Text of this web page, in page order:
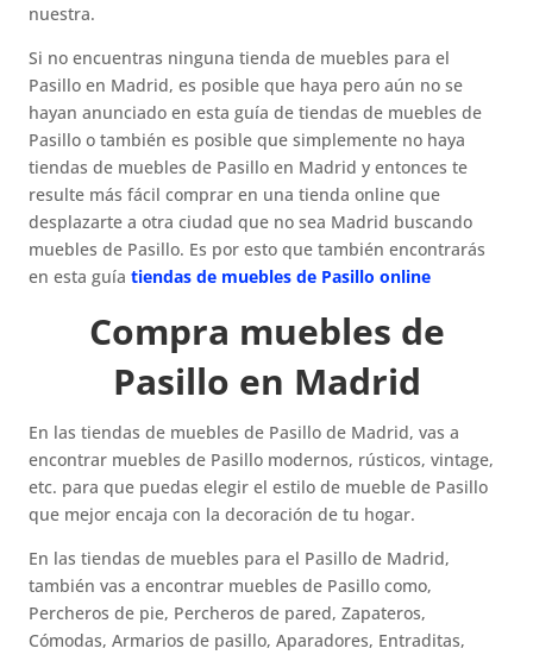
nuestra.
Si no encuentras ninguna tienda de muebles para el
Pasillo en Madrid, es posible que haya pero aún no se
hayan anunciado en esta guía de tiendas de muebles de
Pasillo o también es posible que simplemente no haya
tiendas de muebles de Pasillo en Madrid y entonces te
resulte más fácil comprar en una tienda online que
desplazarte a otra ciudad que no sea Madrid buscando
muebles de Pasillo. Es por esto que también encontrarás
en esta guíatiendas de muebles de Pasillo online
Compra muebles de
Pasillo en Madrid
En las tiendas de muebles de Pasillo de Madrid, vas a
encontrar muebles de Pasillo modernos, rústicos, vintage,
etc. para que puedas elegir el estilo de mueble de Pasillo
que mejor encaja con la decoración de tu hogar.
En las tiendas de muebles para el Pasillo de Madrid,
también vas a encontrar muebles de Pasillo como,
Percheros de pie, Percheros de pared, Zapateros,
Cómodas, Armarios de pasillo, Aparadores, Entraditas,